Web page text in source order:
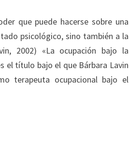
que puede hacerse sobre una
psicológico, sino también a la
2002) «La ocupación bajo la
el título bajo el que Bárbara Lavin
terapeuta ocupacional bajo el